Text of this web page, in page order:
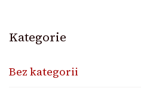
Kategorie
Bez kategorii